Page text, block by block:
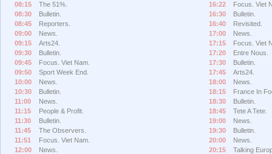
08:15
The 51%.
08:30
Bulletin.
08:45
Reporters.
09:00
News.
09:15
Arts24.
09:30
Bulletin.
09:45
Focus. Viet Nam.
09:50
Sport Week End.
10:00
News.
10:30
Bulletin.
11:00
News.
11:15
People & Profit.
11:30
Bulletin.
11:45
The Observers.
11:51
Focus. Viet Nam.
12:00
News.
16:22
Focus. Viet
16:30
Bulletin.
16:40
Revisited.
17:00
News.
17:15
Focus. Viet
17:20
Entre Nous.
17:30
Bulletin.
17:45
Arts24.
18:00
News.
18:15
France In
18:30
Bulletin.
18:45
Tete A Tete.
19:00
News.
19:30
Bulletin.
20:00
News.
20:15
Talking